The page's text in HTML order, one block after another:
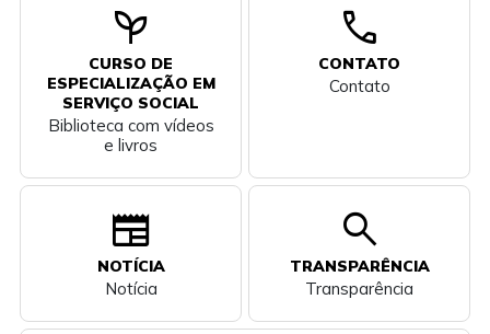
psychiatry
CURSO DE
ESPECIALIZAÇÃO EM
SERVIÇO SOCIAL
Biblioteca com vídeos
e livros
call
CONTATO
Contato
newspaper
NOTÍCIA
Notícia
search
TRANSPARÊNCIA
Transparência